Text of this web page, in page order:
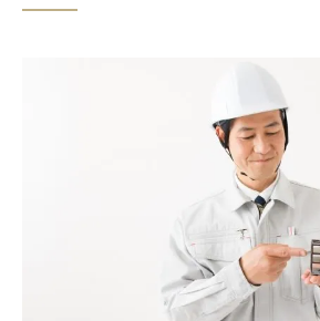
不動産査定で見極める岡崎市の
岡崎市の中古住宅選びと住
平屋や建売の住環境を査定
不動産査定で知る岡崎市の
人気エリアの住環境を査定